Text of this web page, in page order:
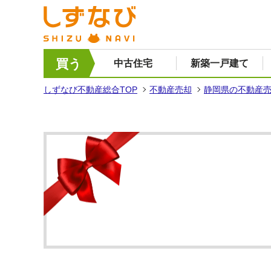
買う 中古住宅 新築一戸建て
しずなび不動産総合TOP 不動産売却 静岡県の不動産